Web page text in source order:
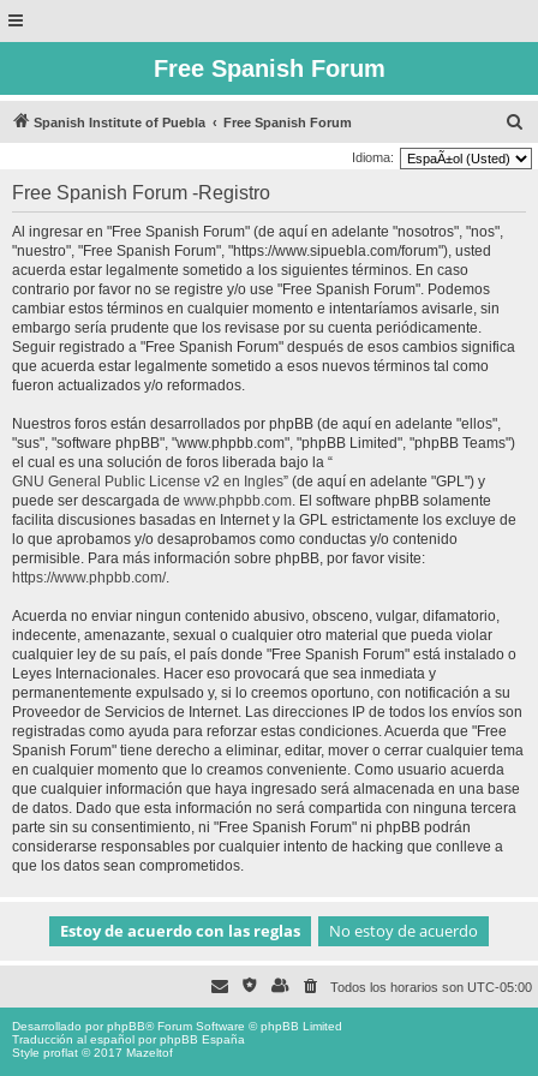
Free Spanish Forum
Spanish Institute of Puebla Free Spanish Forum
u
Idioma:
Free Spanish Forum -Registro
Al ingresar en "Free Spanish Forum" (de aquí en adelante "nosotros", "nos",
"nuestro", "Free Spanish Forum", "https://www.sipuebla.com/forum"), usted
acuerda estar legalmente sometido a los siguientes términos. En caso
contrario por favor no se registre y/o use "Free Spanish Forum". Podemos
cambiar estos términos en cualquier momento e intentaríamos avisarle, sin
embargo sería prudente que los revisase por su cuenta periódicamente.
Seguir registrado a "Free Spanish Forum" después de esos cambios significa
que acuerda estar legalmente sometido a esos nuevos términos tal como
fueron actualizados y/o reformados.
Nuestros foros están desarrollados por phpBB (de aquí en adelante "ellos",
"sus", "software phpBB", "www.phpbb.com", "phpBB Limited", "phpBB Teams")
el cual es una solución de foros liberada bajo la “
GNU General Public License v2 en Ingles” (de aquí en adelante "GPL") y
puede ser descargada de www.phpbb.com. El software phpBB solamente
facilita discusiones basadas en Internet y la GPL estrictamente los excluye de
lo que aprobamos y/o desaprobamos como conductas y/o contenido
permisible. Para más información sobre phpBB, por favor visite:
https://www.phpbb.com/.
Acuerda no enviar ningun contenido abusivo, obsceno, vulgar, difamatorio,
indecente, amenazante, sexual o cualquier otro material que pueda violar
cualquier ley de su país, el país donde "Free Spanish Forum" está instalado o
Leyes Internacionales. Hacer eso provocará que sea inmediata y
permanentemente expulsado y, si lo creemos oportuno, con notificación a su
Proveedor de Servicios de Internet. Las direcciones IP de todos los envíos son
registradas como ayuda para reforzar estas condiciones. Acuerda que "Free
Spanish Forum" tiene derecho a eliminar, editar, mover o cerrar cualquier tema
en cualquier momento que lo creamos conveniente. Como usuario acuerda
que cualquier información que haya ingresado será almacenada en una base
de datos. Dado que esta información no será compartida con ninguna tercera
parte sin su consentimiento, ni "Free Spanish Forum" ni phpBB podrán
considerarse responsables por cualquier intento de hacking que conlleve a
que los datos sean comprometidos.
Todos los horarios son UTC-05:00
Desarrollado porphpBB® Forum Software © phpBB Limited
Traducción al español porphpBB España
Style proflat © 2017 Mazeltof